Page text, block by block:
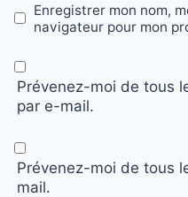
Enregistrer mon nom,
navigateur pour mon
Prévenez-moi de tous
par e-mail.
Prévenez-moi de tous
mail.